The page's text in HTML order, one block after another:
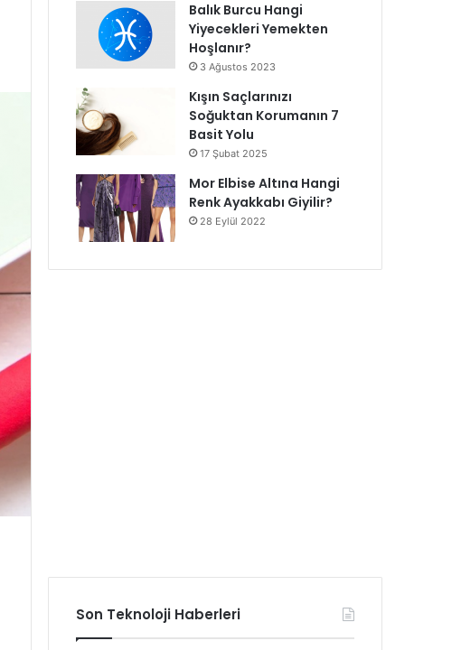
Balık Burcu Hangi
Yiyecekleri Yemekten
Hoşlanır?
3 Ağustos 2023
Kışın Saçlarınızı
Soğuktan Korumanın 7
Basit Yolu
17 Şubat 2025
Mor Elbise Altına Hangi
Renk Ayakkabı Giyilir?
28 Eylül 2022
Son Teknoloji Haberleri